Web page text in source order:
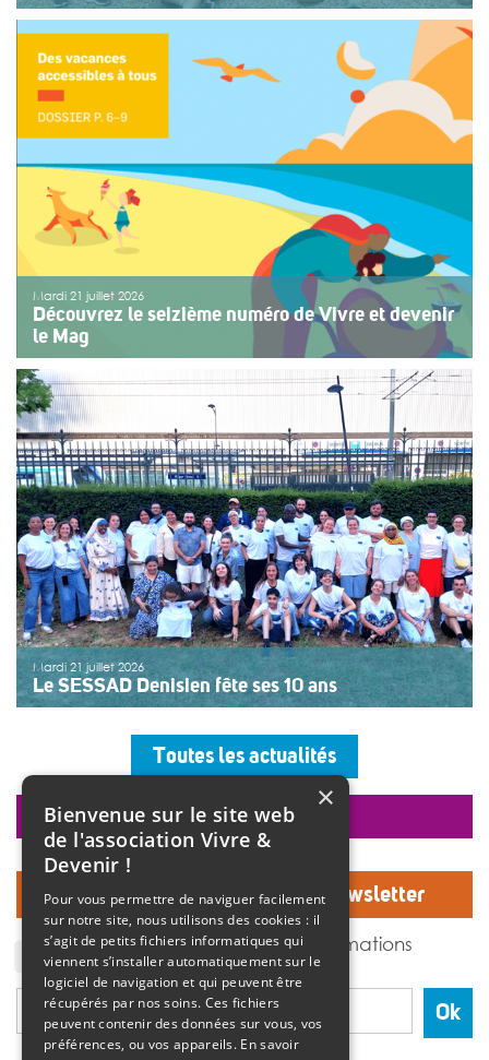
Une organisation collective au service de l’inclusion
Depuis sept ans, l’association ouvre le premier jour des
fêtes de Bayonne à une structure accompagnant des
enfants ou des adolescents en situation de handicap
ou de fragilité. Cette année, le choix […]
>>Lire la suite
Mardi 21 juillet 2026
Découvrez le seizième numéro de Vivre et devenir
le Mag
Le numéro du mois de juillet 2026 de Vivre et devenir, Le
Mag, vient de paraître. Le dossier central se concentre
sur les vacances pour tous. Vivre et devenir a lancé un
plan d’action afin de rendre les vacances accessibles
[…]
>>Lire la suite
Mardi 21 juillet 2026
Le SESSAD Denisien fête ses 10 ans
accueillaient les invités autour d’un buffet, dans une
ambiance musicale live assurée par un groupe de
musiciens. Christine Manadi, directrice du SESSAD
depuis sa création, est revenue sur l’histoire […]
>>Lire la suite
Toutes les actualités
Inscrivez-vous à notre Newsletter
J'accepte de recevoir des informations
de l'association Vivre et devenir.
Ok
faire un don
×
Bienvenue sur le site web
de l'association Vivre &
Devenir !
Pour vous permettre de naviguer facilement
sur notre site, nous utilisons des cookies : il
s’agit de petits fichiers informatiques qui
viennent s’installer automatiquement sur le
logiciel de navigation et qui peuvent être
récupérés par nos soins. Ces fichiers
peuvent contenir des données sur vous, vos
préférences, ou vos appareils. En savoir